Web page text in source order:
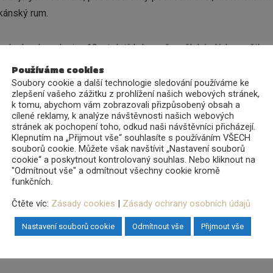
rum.
do poloviny 19. století, kdy se španělská vláda snažila
Nejstarším producentem rumu v Dominikánské
nejvýznamnějším producentům rumu v zemi. Dalšími
jejíž vznik se datuje do roku 1930. Právě Barceló,
z destilerie Alcoholes Finos Dominicanos (AFD), která
Barceló. Jedná se o moderní destilerii dokončenou v roce
navržena a postavena tak, aby její provoz zatěžoval
(suché vláknité zbytky po extrakci šťávy z cukrové třtiny).
zajišťuje výrobu až 96 % elektrické energie, kterou
společnost obhospodařuje 80 tisíc hektarů plantáží s
Používáme cookies
Soubory cookie a další technologie sledování používáme ke
zlepšení vašeho zážitku z prohlížení našich webových stránek,
k tomu, abychom vám zobrazovali přizpůsobený obsah a
cílené reklamy, k analýze návštěvnosti našich webových
stránek ak pochopení toho, odkud naši návštěvníci přicházejí.
Klepnutím na „Přijmout vše“ souhlasíte s používáním VŠECH
souborů cookie. Můžete však navštívit „Nastavení souborů
cookie“ a poskytnout kontrolovaný souhlas. Nebo kliknout na
"Odmítnout vše" a odmítnout všechny cookie kromě
funkčních.
Čtěte víc: Zásady cookies | Zásady ochrany osobních údajů
Nastavení souborů cookie Odmítnout vše Přijmout vše